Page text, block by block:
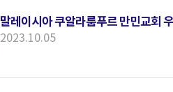
말레이시아 쿠알라룸푸르 만민교회
2023.10.05